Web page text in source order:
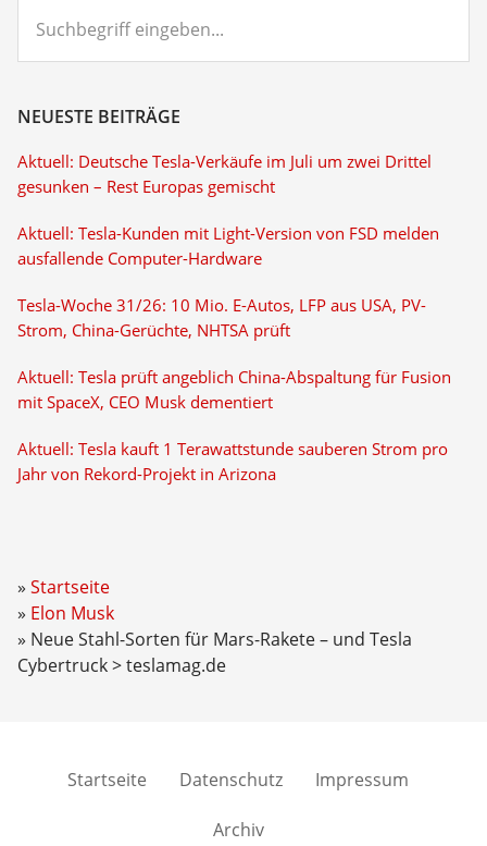
eingeben...
NEUESTE BEITRÄGE
Aktuell: Deutsche Tesla-Verkäufe im Juli um zwei Drittel
gesunken – Rest Europas gemischt
Aktuell: Tesla-Kunden mit Light-Version von FSD melden
ausfallende Computer-Hardware
Tesla-Woche 31/26: 10 Mio. E-Autos, LFP aus USA, PV-
Strom, China-Gerüchte, NHTSA prüft
Aktuell: Tesla prüft angeblich China-Abspaltung für Fusion
mit SpaceX, CEO Musk dementiert
Aktuell: Tesla kauft 1 Terawattstunde sauberen Strom pro
Jahr von Rekord-Projekt in Arizona
Startseite
Elon Musk
Neue Stahl-Sorten für Mars-Rakete – und Tesla
Cybertruck > teslamag.de
Startseite Datenschutz Impressum
Archiv